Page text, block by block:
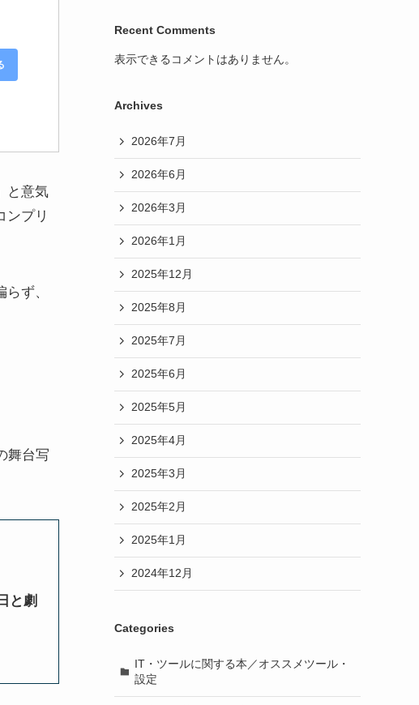
と意気
ンプリ
ず、
舞台写
と劇
Recent Comments
表示できるコメントはありません。
Archives
2026年7月
2026年6月
2026年3月
2026年1月
2025年12月
2025年8月
2025年7月
2025年6月
2025年5月
2025年4月
2025年3月
2025年2月
2025年1月
2024年12月
Categories
IT・ツールに関する本／オススメツール・
設定